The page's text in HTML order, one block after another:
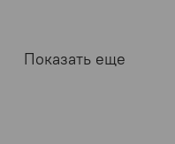
Показать еще